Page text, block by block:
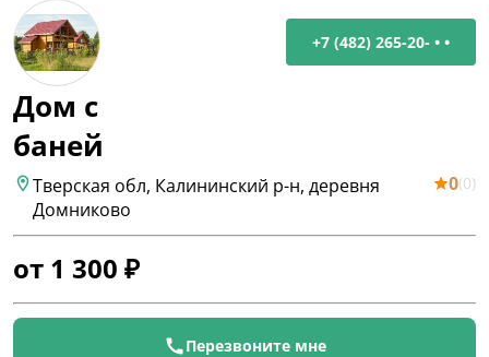
+7 (482) 265-20- • •
Дом с
баней
Тверская обл, Калининский р-н, деревня
Домниково
0(0)
от 1 300 ₽
Перезвоните мне